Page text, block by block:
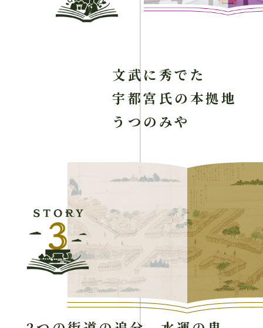
文武に秀でた
宇都宮氏の本拠地
うつのみや